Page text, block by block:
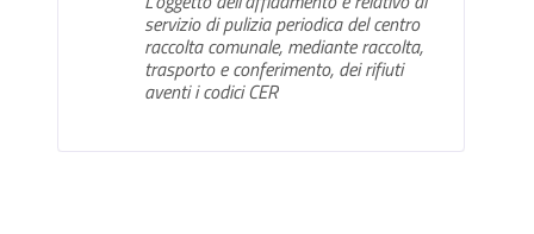
servizio di pulizia periodica del centro
raccolta comunale, mediante raccolta,
trasporto e conferimento, dei rifiuti
aventi i codici CER